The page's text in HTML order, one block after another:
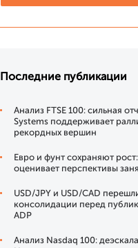
Последние публикации
Анализ FTSE 100: сильная
Systems поддерживает
рекордных вершин
Евро и фунт сохраняют
оценивает перспективы
USD/JPY и USD/CAD
консолидации перед
ADP
Анализ Nasdaq 100: